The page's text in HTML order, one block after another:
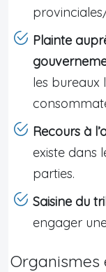
Plainte
les bureaux
Recours à
existe dans
parties.
Saisine du
engager
Organismes